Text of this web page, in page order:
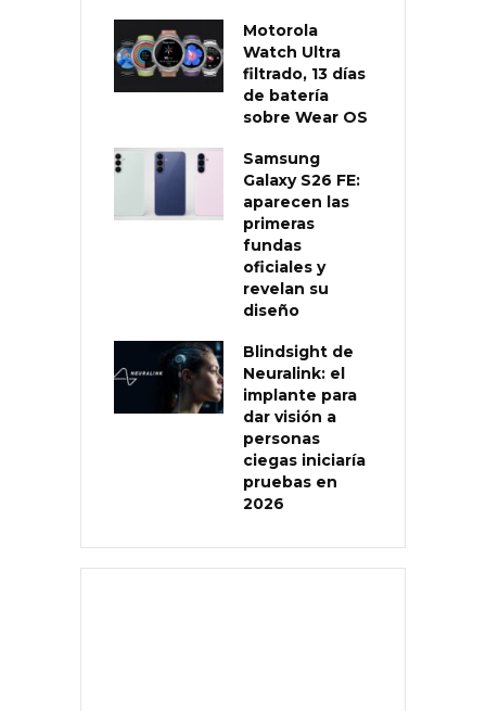
Motorola
Watch Ultra
filtrado, 13 días
de batería
sobre Wear OS
Samsung
Galaxy S26 FE:
aparecen las
primeras
fundas
oficiales y
revelan su
diseño
Blindsight de
Neuralink: el
implante para
dar visión a
personas
ciegas iniciaría
pruebas en
2026